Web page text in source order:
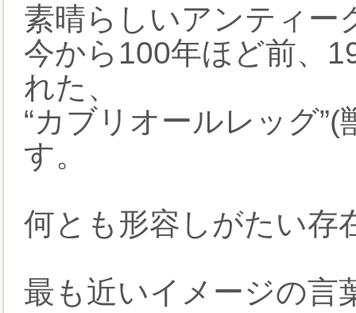
素晴らしいアンティー
今から100年ほど前、
れた、
“カブリオールレッグ
す。
何とも形容しがたい存
最も近いイメージの言